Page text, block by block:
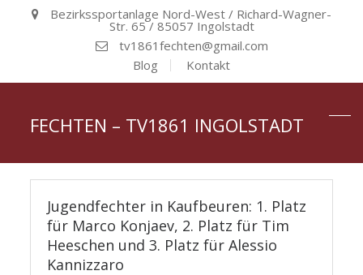
Bezirkssportanlage Nord-West / Richard-Wagner-
Str. 65 / 85057 Ingolstadt
tv1861fechten@gmail.com
Blog
Kontakt
FECHTEN – TV1861 INGOLSTADT
Jugendfechter in Kaufbeuren: 1. Platz
für Marco Konjaev, 2. Platz für Tim
Heeschen und 3. Platz für Alessio
Kannizzaro